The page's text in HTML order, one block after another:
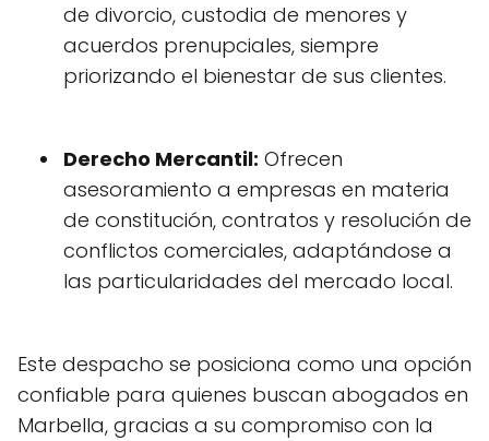
de divorcio, custodia de menores y
acuerdos prenupciales, siempre
priorizando el bienestar de sus clientes.
Derecho Mercantil: Ofrecen
asesoramiento a empresas en materia
de constitución, contratos y resolución de
conflictos comerciales, adaptándose a
las particularidades del mercado local.
Este despacho se posiciona como una opción
confiable para quienes buscan abogados en
Marbella, gracias a su compromiso con la